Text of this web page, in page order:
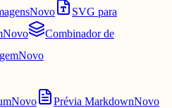
Novo
SVG para
Novo
Combinador de
Novo
Novo Prévia MarkdownNovo